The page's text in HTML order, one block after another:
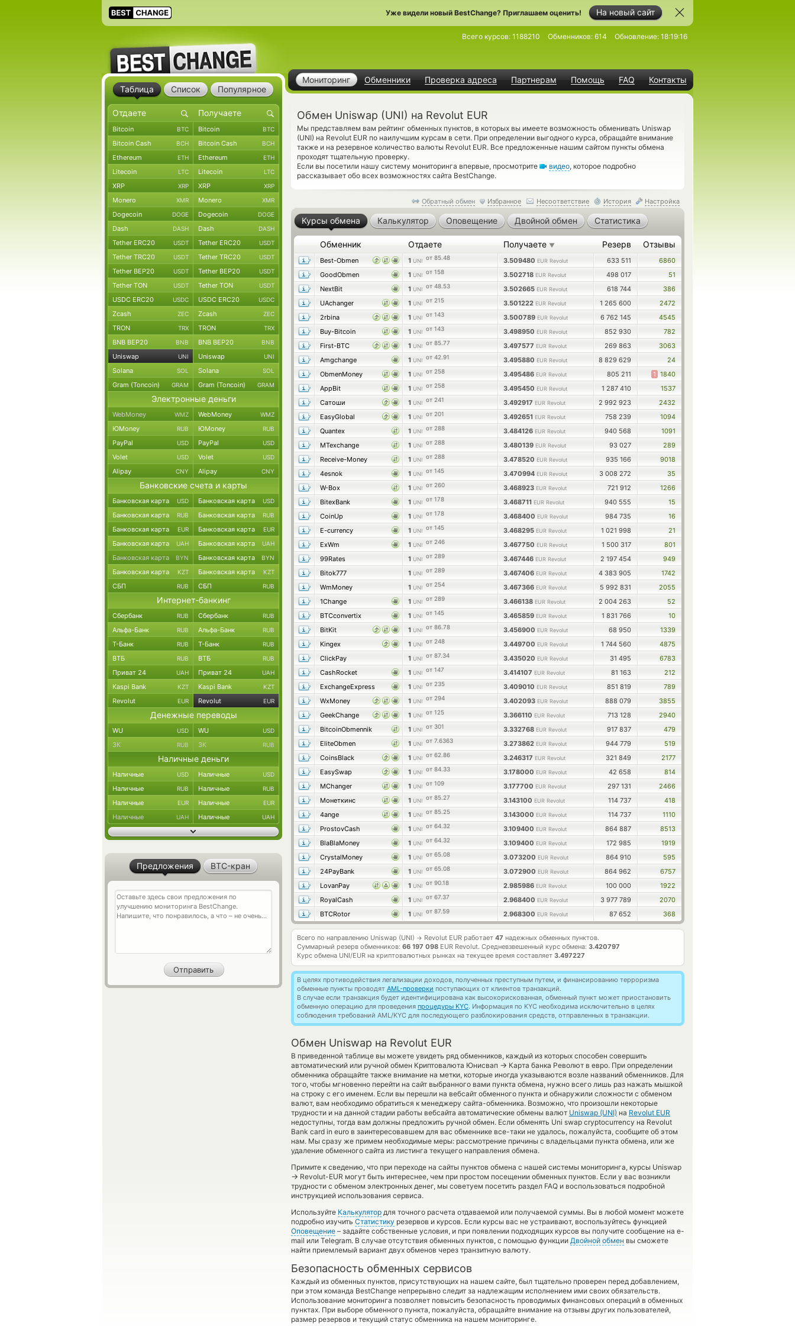
На новый сайт
Уже видели новый BestChange? Приглашаем оценить!
Мониторинг Обменники Проверка адреса Партнерам Помощь FAQ Контакты
Всего курсов: 1188210 Обменников: 614 Обновление: 18:19:16
Обмен Uniswap (UNI) на Revolut EUR
Мы представляем вам рейтинг обменных пунктов, в которых вы имеете возможность обменивать Uniswap
(UNI) на Revolut EUR по наилучшим курсам в сети. При определении выгодного курса, обращайте внимание
также и на резервное количество валюты Revolut EUR. Все предложенные нашим сайтом пункты обмена
проходят тщательную проверку.
Если вы посетили нашу систему мониторинга впервые, просмотрите
видео, которое подробно
рассказывает обо всех возможностях сайта BestChange.
Обратный обмен Избранное Несоответствие История Настройка
Курсы обмена Калькулятор Оповещение Двойной обмен Статистика
Обменник Отдаете Получаете ▼ Резерв Отзывы
Best-Obmen 1 UNI от 85.48 3.509480 EUR Revolut 633 511
6860
GoodObmen
1 UNI от 158 3.502718 EUR Revolut 498 017
51
NextBit
1 UNI от 48.53 3.502665 EUR Revolut 618 744
386
UAchanger
1 UNI от 215 3.501222 EUR Revolut 1 265 600
2472
2rbina
1 UNI от 143 3.500789 EUR Revolut 6 762 145
4545
Buy-Bitcoin
1 UNI от 143 3.498950 EUR Revolut 852 930
782
First-BTC
1 UNI от 85.77 3.497577 EUR Revolut 269 863
3063
Amgchange
1 UNI от 42.91 3.495880 EUR Revolut 8 829 629
24
ObmenMoney
1 UNI от 258 3.495486 EUR Revolut 805 211 1 1840
AppBit
1 UNI от 258 3.495450 EUR Revolut 1 287 410
1537
Сатоши
1 UNI от 241 3.492917 EUR Revolut 2 992 923
2432
EasyGlobal
1 UNI от 201 3.492651 EUR Revolut 758 239
1094
Quantex
1 UNI от 288 3.484126 EUR Revolut 940 568
1091
MTexchange
1 UNI от 288 3.480139 EUR Revolut 93 027
289
Receive-Money
1 UNI от 288 3.478520 EUR Revolut 935 166
9018
4esnok
1 UNI от 145 3.470994 EUR Revolut 3 008 272
35
W-Box
1 UNI от 260 3.468923 EUR Revolut 721 912
1266
BitexBank
1 UNI от 178 3.468711 EUR Revolut 940 555
15
CoinUp
1 UNI от 178 3.468400 EUR Revolut 984 735
16
E-currency
1 UNI от 145 3.468295 EUR Revolut 1 021 998
21
ExWm
1 UNI от 246 3.467750 EUR Revolut 1 500 317
801
99Rates
1 UNI от 289 3.467446 EUR Revolut 2 197 454
949
Bitok777
1 UNI от 289 3.467406 EUR Revolut 4 383 905
1742
WmMoney
1 UNI от 254 3.467366 EUR Revolut 5 992 831
2055
1Change
1 UNI от 289 3.466138 EUR Revolut 2 004 263
52
BTCconvertix
1 UNI от 145 3.465859 EUR Revolut 1 831 766
10
BitKit
1 UNI от 86.78 3.456900 EUR Revolut 68 950
1339
Kingex
1 UNI от 248 3.449700 EUR Revolut 1 744 560
4875
ClickPay
1 UNI от 87.34 3.435020 EUR Revolut 31 495
6783
CashRocket
1 UNI от 147 3.414107 EUR Revolut 81 163
212
ExchangeExpress
1 UNI от 235 3.409010 EUR Revolut 851 819
789
WxMoney
1 UNI от 294 3.402093 EUR Revolut 888 079
3855
GeekChange
1 UNI от 125 3.366110 EUR Revolut 713 128
2940
BitcoinObmennik
1 UNI от 301 3.332768 EUR Revolut 917 837
479
EliteObmen
1 UNI от 7.6363 3.273862 EUR Revolut 944 779
519
CoinsBlack
1 UNI от 62.86 3.246317 EUR Revolut 321 849
2177
EasySwap
1 UNI от 84.33 3.178000 EUR Revolut 42 658
814
MChanger
1 UNI от 109 3.177700 EUR Revolut 297 131
2466
Монеткинс
1 UNI от 85.27 3.143100 EUR Revolut 114 737
418
4ange
1 UNI от 85.25 3.143000 EUR Revolut 114 737
1110
ProstovCash
1 UNI от 64.32 3.109400 EUR Revolut 864 887
8513
BlaBlaMoney
1 UNI от 64.32 3.109400 EUR Revolut 172 985
1919
CrystalMoney
1 UNI от 65.08 3.073200 EUR Revolut 864 910
595
24PayBank
1 UNI от 65.08 3.072900 EUR Revolut 864 962
6757
LovanPay
1 UNI от 90.18 2.985986 EUR Revolut 100 000
1922
RoyalCash
1 UNI от 67.37 2.968400 EUR Revolut 3 977 789
2070
BTCRotor
1 UNI от 87.59 2.968300 EUR Revolut 87 652 368
Всего по направлению Uniswap (UNI) → Revolut EUR работает 47 надежных обменных пунктов.
Суммарный резерв обменников: 66 197 098 EUR Revolut. Средневзвешенный курс обмена: 3.420797
Курс обмена UNI/EUR на криптовалютных рынках на текущее время составляет 3.497227
В целях противодействия легализации доходов, полученных преступным путем, и финансированию терроризма
обменные пункты проводят AML-проверки поступающих от клиентов транзакций.
В случае если транзакция будет идентифицирована как высокорискованная, обменный пункт может приостановить
обменную операцию для проведения процедуры KYC. Информация по KYC необходима исключительно в целях
соблюдения требований AML/KYC для последующего разблокирования средств, отправленных в транзакции.
Обмен Uniswap на Revolut EUR
В приведенной таблице вы можете увидеть ряд обменников, каждый из которых способен совершить
автоматический или ручной обмен Криптовалюта Юнисвап → Карта банка Револют в евро. При определении
обменника обращайте также внимание на метки, которые иногда указываются возле названий обменников. Для
того, чтобы мгновенно перейти на сайт выбранного вами пункта обмена, нужно всего лишь раз нажать мышкой
на строку с его именем. Если вы перешли на вебсайт обменного пункта и обнаружили сложности с обменом
валют, вам необходимо обратиться к менеджеру сайта-обменника. Возможно, что произошли некоторые
трудности и на данной стадии работы вебсайта автоматические обмены валют Uniswap (UNI) на Revolut EUR
недоступны, тогда вам должны предложить ручной обмен. Если обменять Uni swap cryptocurrency на Revolut
Bank card in euro в заинтересовавшем для вас обменнике все-таки не удалось, пожалуйста, сообщите об этом
нам. Мы сразу же примем необходимые меры: рассмотрение причины с владельцами пункта обмена, или же
удаление обменного сайта из листинга текущего направления обмена.
Примите к сведению, что при переходе на сайты пунктов обмена с нашей системы мониторинга, курсы Uniswap
→ Revolut-EUR могут быть интереснее, чем при простом посещении обменных пунктов. Если у вас возникли
трудности с обменом электронных денег, мы советуем посетить раздел FAQ и воспользоваться подробной
инструкцией использования сервиса.
Используйте Калькулятор для точного расчета отдаваемой или получаемой суммы. Вы в любой момент можете
подробно изучить Статистику резервов и курсов. Если курсы вас не устраивают, воспользуйтесь функцией
Оповещение – задайте собственные условия, и при появлении подходящих курсов вы получите сообщение на e-
mail или Telegram. В случае отсутствия обменных пунктов, с помощью функции Двойной обмен вы сможете
найти приемлемый вариант двух обменов через транзитную валюту.
Безопасность обменных сервисов
Каждый из обменных пунктов, присутствующих на нашем сайте, был тщательно проверен перед добавлением,
при этом команда BestChange непрерывно следит за надлежащим исполнением ими своих обязательств.
Использование мониторинга позволяет повысить безопасность проводимых финансовых операций в обменных
пунктах. При выборе обменного пункта, пожалуйста, обращайте внимание на отзывы других пользователей,
размер резервов и текущий статус обменника на нашем мониторинге.
Таблица Список Популярное
Bitcoin BTC Bitcoin BTC
Bitcoin Cash BCH Bitcoin Cash BCH
Ethereum ETH Ethereum ETH
Litecoin LTC Litecoin LTC
XRP XRP XRP XRP
Monero XMR Monero XMR
Dogecoin DOGE Dogecoin DOGE
Dash DASH Dash DASH
Tether ERC20 USDT Tether ERC20 USDT
Tether TRC20 USDT Tether TRC20 USDT
Tether BEP20 USDT Tether BEP20 USDT
Tether TON USDT Tether TON USDT
USDC ERC20 USDC USDC ERC20 USDC
Zcash ZEC Zcash ZEC
TRON TRX TRON TRX
BNB BEP20 BNB BNB BEP20 BNB
Uniswap UNI Uniswap UNI
Solana SOL Solana SOL
Gram (Toncoin) GRAM Gram (Toncoin) GRAM
Электронные деньги
WebMoney WMZ WebMoney WMZ
ЮMoney RUB ЮMoney RUB
PayPal USD PayPal USD
Volet USD Volet USD
Alipay CNY Alipay CNY
Банковские счета и карты
Банковская карта USD Банковская карта USD
Банковская карта RUB Банковская карта RUB
Банковская карта EUR Банковская карта EUR
Банковская карта UAH Банковская карта UAH
Банковская карта BYN Банковская карта BYN
Банковская карта KZT Банковская карта KZT
СБП RUB СБП RUB
Интернет-банкинг
Сбербанк RUB Сбербанк RUB
Альфа-Банк RUB Альфа-Банк RUB
Т-Банк RUB Т-Банк RUB
ВТБ RUB ВТБ RUB
Приват 24 UAH Приват 24 UAH
Kaspi Bank KZT Kaspi Bank KZT
Revolut EUR Revolut EUR
Денежные переводы
WU USD WU USD
ЗК RUB ЗК RUB
Наличные деньги
Наличные USD Наличные USD
Наличные RUB Наличные RUB
Наличные EUR Наличные EUR
Наличные UAH Наличные UAH
Предложения BTC-кран